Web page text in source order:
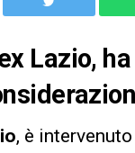
Lazio,
, è